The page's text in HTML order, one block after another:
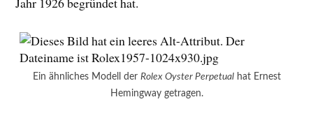
Ein ähnliches Modell der Rolex Oyster Perpetualhat Ernest
Hemingway getragen.